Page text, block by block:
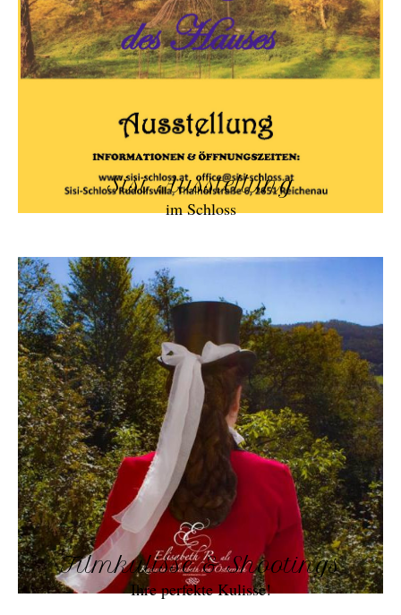
Sisi Ausstellung
im Schloss
Filmkulisse & Shootings
Ihre perfekte Kulisse!